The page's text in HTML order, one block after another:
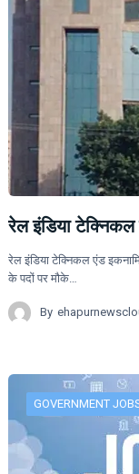
रेल इंडिया टेक्निकल
रेल इंडिया टेक्निकल एंड
के पदों पर मौके…
By
GOVERNMENT